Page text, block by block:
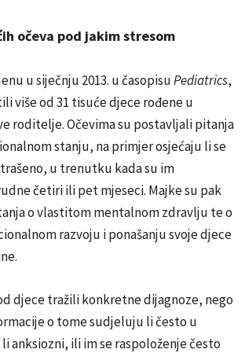
očeva pod jakim stresom
u siječnju 2013. u časopisuPediatrics,
više od 31 tisuće djece rođene u
roditelje. Očevima su postavljali pitanja
stanju, na primjer osjećaju li se
u trenutku kada su im
četiri ili pet mjeseci. Majke su pak
o vlastitom mentalnom zdravlju te o
razvoju i ponašanju svoje djece
djece tražili konkretne dijagnoze, nego
o tome sudjeluju li često u
anksiozni, ili im se raspoloženje često